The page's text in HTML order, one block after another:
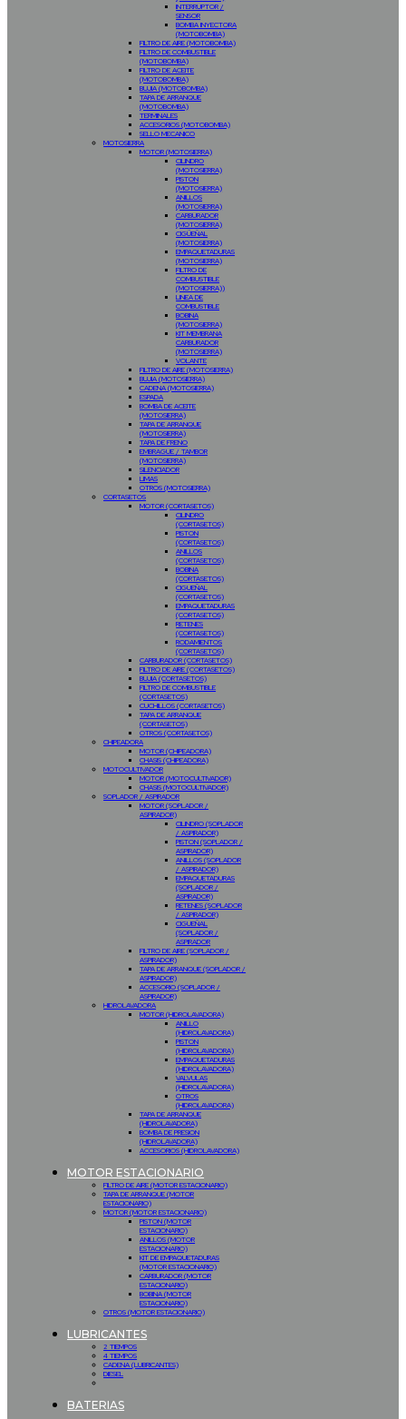
INTERRUPTOR /
SENSOR
BOMBA INYECTORA
(MOTOBOMBA)
FILTRO DE AIRE (MOTOBOMBA)
FILTRO DE COMBUSTIBLE
(MOTOBOMBA)
FILTRO DE ACEITE
(MOTOBOMBA)
BUJIA (MOTOBOMBA)
TAPA DE ARRANQUE
(MOTOBOMBA)
TERMINALES
ACCESORIOS (MOTOBOMBA)
SELLO MECANICO
MOTOSIERRA
MOTOR (MOTOSIERRA)
CILINDRO
(MOTOSIERRA)
PISTON
(MOTOSIERRA)
ANILLOS
(MOTOSIERRA)
CARBURADOR
(MOTOSIERRA)
CIGÜEÑAL
(MOTOSIERRA)
EMPAQUETADURAS
(MOTOSIERRA)
FILTRO DE
COMBUSTIBLE
(MOTOSIERRA))
LINEA DE
COMBUSTIBLE
BOBINA
(MOTOSIERRA)
KIT MEMBRANA
CARBURADOR
(MOTOSIERRA)
VOLANTE
FILTRO DE AIRE (MOTOSIERRA)
BUJIA (MOTOSIERRA)
CADENA (MOTOSIERRA)
ESPADA
BOMBA DE ACEITE
(MOTOSIERRA)
TAPA DE ARRANQUE
(MOTOSIERRA)
TAPA DE FRENO
EMBRAGUE / TAMBOR
(MOTOSIERRA)
SILENCIADOR
LIMAS
OTROS (MOTOSIERRA)
CORTASETOS
MOTOR (CORTASETOS)
CILINDRO
(CORTASETOS)
PISTON
(CORTASETOS)
ANILLOS
(CORTASETOS)
BOBINA
(CORTASETOS)
CIGUEÑAL
(CORTASETOS)
EMPAQUETADURAS
(CORTASETOS)
RETENES
(CORTASETOS)
RODAMIENTOS
(CORTASETOS)
CARBURADOR (CORTASETOS)
FILTRO DE AIRE (CORTASETOS)
BUJIA (CORTASETOS)
FILTRO DE COMBUSTIBLE
(CORTASETOS)
CUCHILLOS (CORTASETOS)
TAPA DE ARRANQUE
(CORTASETOS)
OTROS (CORTASETOS)
CHIPEADORA
MOTOR (CHIPEADORA)
CHASIS (CHIPEADORA)
MOTOCULTIVADOR
MOTOR (MOTOCULTIVADOR)
CHASIS (MOTOCULTIVADOR)
SOPLADOR / ASPIRADOR
MOTOR (SOPLADOR /
ASPIRADOR)
CILINDRO (SOPLADOR
/ ASPIRADOR)
PISTON (SOPLADOR /
ASPIRADOR)
ANILLOS (SOPLADOR
/ ASPIRADOR)
EMPAQUETADURAS
(SOPLADOR /
ASPIRADOR)
RETENES (SOPLADOR
/ ASPIRADOR)
CIGUEÑAL
(SOPLADOR /
ASPIRADOR
FILTRO DE AIRE (SOPLADOR /
ASPIRADOR)
TAPA DE ARRANQUE (SOPLADOR /
ASPIRADOR)
ACCESORIO (SOPLADOR /
ASPIRADOR)
HIDROLAVADORA
MOTOR (HIDROLAVADORA)
ANILLO
(HIDROLAVADORA)
PISTON
(HIDROLAVADORA)
EMPAQUETADURAS
(HIDROLAVADORA)
VALVULAS
(HIDROLAVADORA)
OTROS
(HIDROLAVADORA)
TAPA DE ARRANQUE
(HIDROLAVADORA)
BOMBA DE PRESION
(HIDROLAVADORA)
ACCESORIOS (HIDROLAVADORA)
MOTOR ESTACIONARIO
FILTRO DE AIRE (MOTOR ESTACIONARIO)
TAPA DE ARRANQUE (MOTOR
ESTACIONARIO)
MOTOR (MOTOR ESTACIONARIO)
PISTON (MOTOR
ESTACIONARIO)
ANILLOS (MOTOR
ESTACIONARIO)
KIT DE EMPAQUETADURAS
(MOTOR ESTACIONARIO)
CARBURADOR (MOTOR
ESTACIONARIO)
BOBINA (MOTOR
ESTACIONARIO)
OTROS (MOTOR ESTACIONARIO)
LUBRICANTES
2 TIEMPOS
4 TIEMPOS
CADENA (LUBRICANTES)
DIESEL
BATERIAS